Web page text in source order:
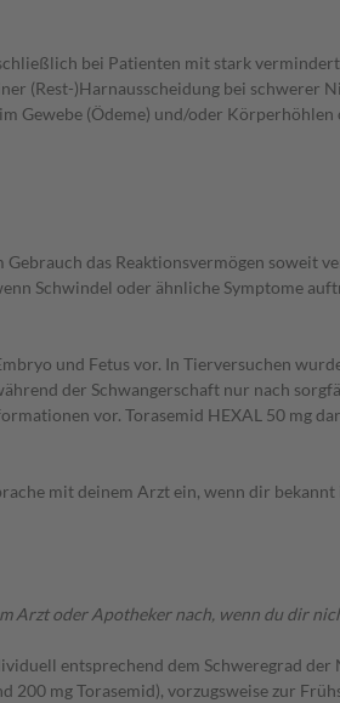
bei Patienten mit stark
(Rest-)Harnausscheidung bei schwerer
Gewebe (Ödeme) und/oder
das Reaktionsvermögen soweit
Schwindel oder ähnliche Symptome
und Fetus vor. In Tierversuchen
der Schwangerschaft nur nach
vor. Torasemid HEXAL 50 mg
mit deinem Arzt ein, wenn dir
Arzt oder Apotheker nach, wenn du dir
entsprechend dem Schweregrad
mg Torasemid), vorzugsweise zur